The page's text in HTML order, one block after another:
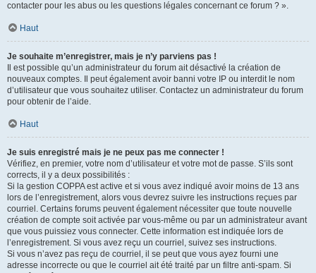
contacter pour les abus ou les questions légales concernant ce forum ? ».
Haut
Je souhaite m’enregistrer, mais je n’y parviens pas !
Il est possible qu’un administrateur du forum ait désactivé la création de
nouveaux comptes. Il peut également avoir banni votre IP ou interdit le nom
d’utilisateur que vous souhaitez utiliser. Contactez un administrateur du forum
pour obtenir de l’aide.
Haut
Je suis enregistré mais je ne peux pas me connecter !
Vérifiez, en premier, votre nom d’utilisateur et votre mot de passe. S’ils sont
corrects, il y a deux possibilités :
Si la gestion COPPA est active et si vous avez indiqué avoir moins de 13 ans
lors de l’enregistrement, alors vous devrez suivre les instructions reçues par
courriel. Certains forums peuvent également nécessiter que toute nouvelle
création de compte soit activée par vous-même ou par un administrateur avant
que vous puissiez vous connecter. Cette information est indiquée lors de
l’enregistrement. Si vous avez reçu un courriel, suivez ses instructions.
Si vous n’avez pas reçu de courriel, il se peut que vous ayez fourni une
adresse incorrecte ou que le courriel ait été traité par un filtre anti-spam. Si